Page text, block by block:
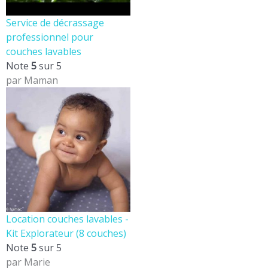
Service de décrassage
professionnel pour
couches lavables
Note 5sur 5
par Maman
Location couches lavables -
Kit Explorateur (8 couches)
Note 5sur 5
par Marie